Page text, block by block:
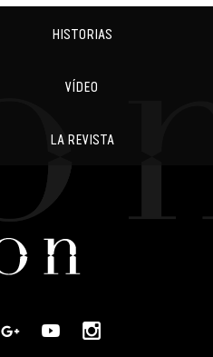
HISTORIAS
VÍDEO
LA REVISTA